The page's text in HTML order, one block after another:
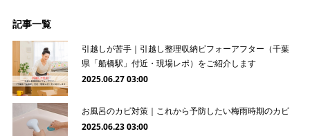
記事一覧
引越しが苦手｜引越し整理収納ビフォーアフター（千葉
県「船橋駅」付近・現場レポ）をご紹介します
2025.06.27 03:00
お風呂のカビ対策｜これから予防したい梅雨時期のカビ
2025.06.23 03:00